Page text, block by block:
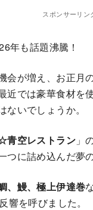
スポンサーリン
年も話題沸騰！
が増え、お正月
近では豪華食材を
いでしょうか。
青空レストラン 」
に詰め込んだ夢の
、鰻、極上伊達巻
を呼びました。